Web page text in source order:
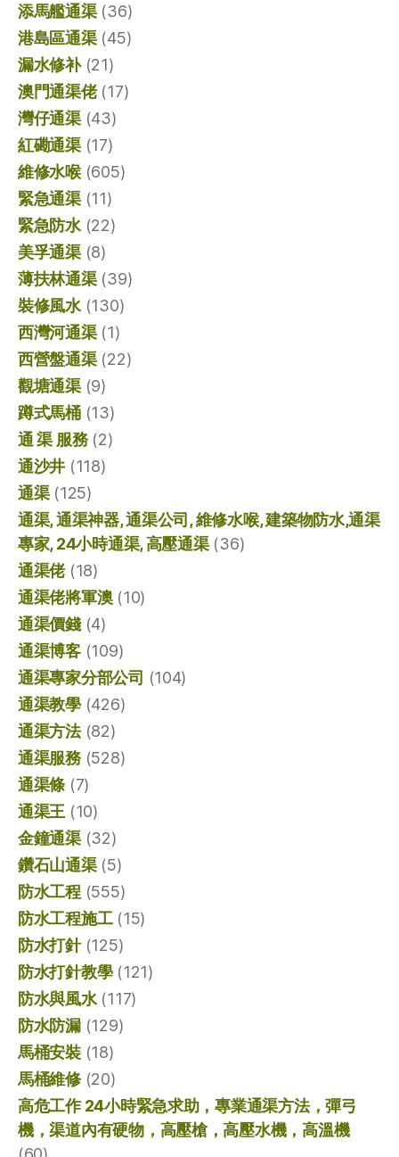
添馬艦通渠(36)
港島區通渠(45)
漏水修补(21)
澳門通渠佬(17)
灣仔通渠(43)
紅磡通渠(17)
維修水喉(605)
緊急通渠(11)
緊急防水(22)
美孚通渠(8)
薄扶林通渠(39)
裝修風水(130)
西灣河通渠(1)
西營盤通渠(22)
觀塘通渠(9)
蹲式馬桶(13)
通 渠 服務(2)
通沙井 (118)
通渠(125)
通渠, 通渠神器, 通渠公司, 維修水喉, 建築物防水,通渠
專家, 24小時通渠, 高壓通渠(36)
通渠佬(18)
通渠佬將軍澳(10)
通渠價錢(4)
通渠博客(109)
通渠專家分部公司 (104)
通渠教學(426)
通渠方法(82)
通渠服務(528)
通渠條 (7)
通渠王 (10)
金鐘通渠(32)
鑽石山通渠(5)
防水工程(555)
防水工程施工(15)
防水打針(125)
防水打針教學(121)
防水與風水(117)
防水防漏(129)
馬桶安裝(18)
馬桶維修(20)
高危工作 24小時緊急求助，專業通渠方法，彈弓
機，渠道內有硬物，高壓槍，高壓水機，高溫機